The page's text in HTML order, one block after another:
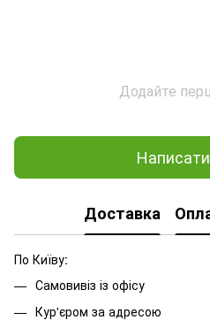
Додайте
Написати
Доставка
По Київу:
Самовивіз із офісу
Кур'єром за адресою